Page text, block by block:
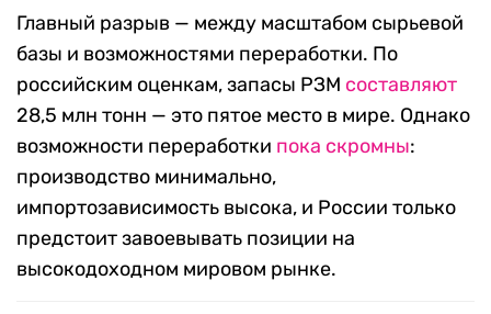
Главный разрыв — между масштабом сырьевой
базы и возможностями переработки. По
российским оценкам, запасы РЗМ составляют
28,5 млн тонн — это пятое место в мире. Однако
возможности переработки пока скромны:
производство минимально,
импортозависимость высока, и России только
предстоит завоевывать позиции на
высокодоходном мировом рынке.